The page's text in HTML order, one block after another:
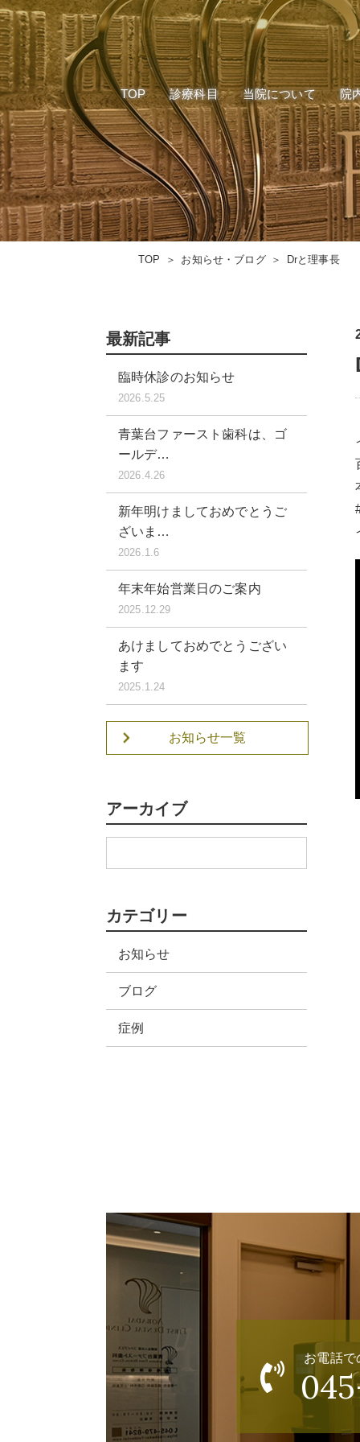
TOP 診療科目
インプラント
300本限定
リミテッド
マウスピース型矯正装置
(インビザライン)
後戻り・
1dayセラミック 矯正治療
審美治療 ホワイト
根管治療 歯周病治療
当院について
当院のご案内
企業理念
施設基準について
院
インプラント
300本限定
リミテッド
マウスピース型矯正装置
(インビザライン)
後戻り・
1dayセラミック 矯正治療
審美治療 ホワイト
根管治療 歯周病治療
入れ歯
当院のご案内
企業理念
スタッフ募集
施設基準について
TOP お知らせ・ブログ Drと理事長
最新記事
臨時休診のお知らせ
2026.5.25
青葉台ファースト歯科は、ゴ
ールデ…
2026.4.26
新年明けましておめでとうご
ざいま…
2026.1.6
年末年始営業日のご案内
2025.12.29
あけましておめでとうござい
ます
2025.1.24
お知らせ一覧
アーカイブ
カテゴリー
お知らせ
ブログ
症例
お電話で